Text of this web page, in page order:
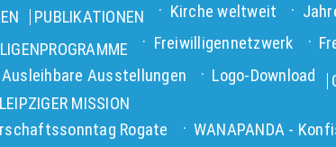
PUBLIKATIONEN Kirche weltweit
Freiwilligennetzwerk
Ausleihbare Ausstellungen Logo-Download
MISSION
Rogate WANAPANDA -